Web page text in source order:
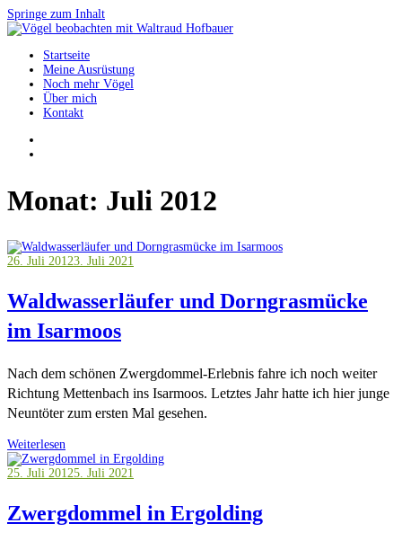
Springe zum Inhalt
Vögel beobachten mit Waltraud Hofbauer
Startseite
Meine Ausrüstung
Noch mehr Vögel
Über mich
Kontakt
Monat: Juli 2012
26. Juli 20123. Juli 2021
Waldwasserläufer und Dorngrasmücke
im Isarmoos
Nach dem schönen Zwergdommel-Erlebnis fahre ich noch weiter
Richtung Mettenbach ins Isarmoos. Letztes Jahr hatte ich hier junge
Neuntöter zum ersten Mal gesehen.
Weiterlesen
25. Juli 20125. Juli 2021
Zwergdommel in Ergolding